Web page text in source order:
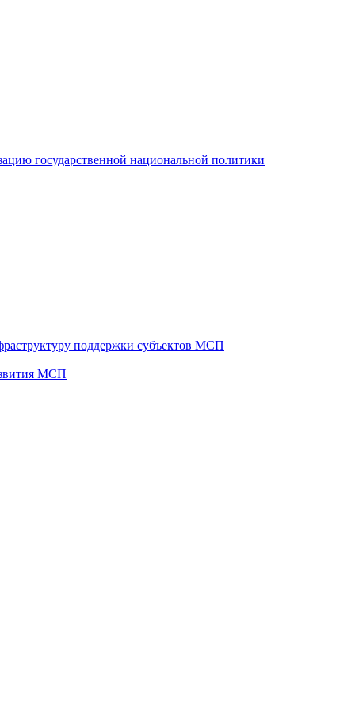
государственной национальной политики
поддержки субъектов МСП
МСП